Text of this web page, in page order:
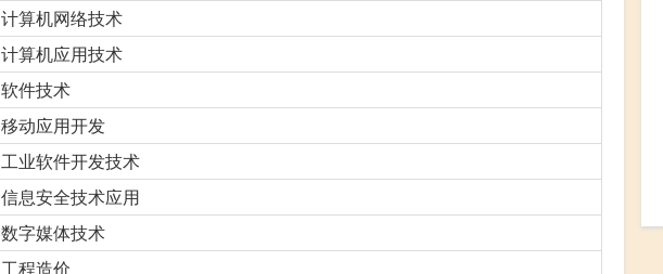
计算机网络技术
计算机应用技术
软件技术
移动应用开发
工业软件开发技术
信息安全技术应用
数字媒体技术
工程造价